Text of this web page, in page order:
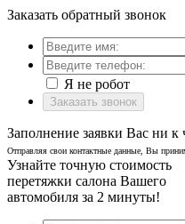
Заказать обратный звонок
Я не робот
Заказать звонок
Заполнение заявки Вас ни к
Отправляя свои контактные данные, Вы
Узнайте точную стоимость
перетяжки салона Вашего
автомобиля за 2 минуты!